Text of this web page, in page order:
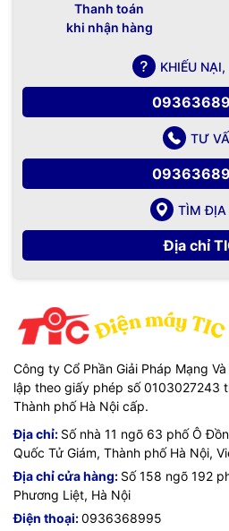
Thanh toán
khi nhận hàng
KHIẾU NẠI,
TƯ
TÌM ĐỊA
Địa chỉ
Công ty Cổ Phần Giải Pháp Mạng
lập theo giấy phép số 0103027243
Thành phố Hà Nội cấp.
Địa chỉ: Số nhà 11 ngõ 63 phố Ô
Quốc Tử Giám, Thành phố Hà Nội,
Địa chỉ cửa hàng: Số 158 ngõ 192
Phương Liệt, Hà Nội
Điện thoại:0936368995